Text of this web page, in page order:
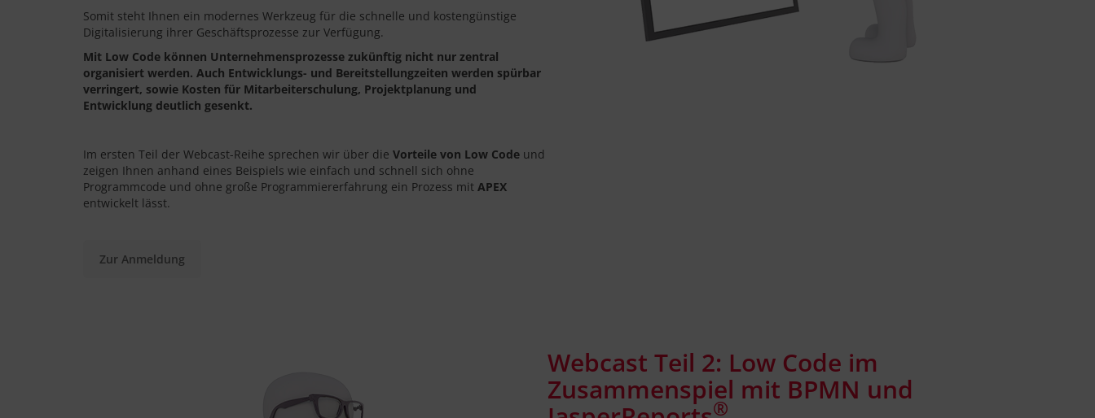
Somit steht Ihnen ein modernes Werkzeug für die schnelle und kostengünstige
Digitalisierung ihrer Geschäftsprozesse zur Verfügung.
Mit Low Code können Unternehmensprozesse zukünftig nicht nur zentral
organisiert werden. Auch Entwicklungs- und Bereitstellungzeiten werden spürbar
verringert, sowie Kosten für Mitarbeiterschulung, Projektplanung und
Entwicklung deutlich gesenkt.
Im ersten Teil der Webcast-Reihe sprechen wir über die Vorteile von Low Code und
zeigen Ihnen anhand eines Beispiels wie einfach und schnell sich ohne
Programmcode und ohne große Programmiererfahrung ein Prozess mit APEX
entwickelt lässt.
Zur Anmeldung
Webcast Teil 2: Low Code im
Zusammenspiel mit BPMN und
®